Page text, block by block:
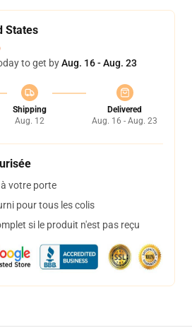
States
to get byAug. 16 - Aug. 23
Shipping
Aug. 12
Delivered
Aug. 16 - Aug. 23
votre porte
pour tous les colis
si le produit n'est pas reçu